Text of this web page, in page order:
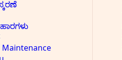
Maintenance